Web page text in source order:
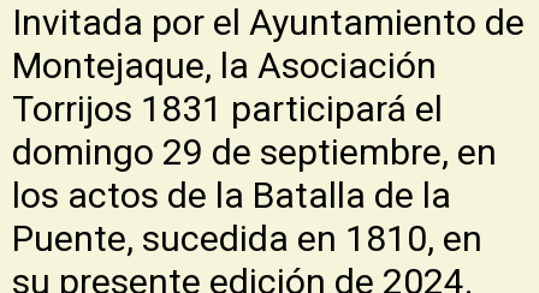
Invitada por el Ayuntamiento de
Montejaque, la Asociación
Torrijos 1831 participará el
domingo 29 de septiembre, en
los actos de la Batalla de la
Puente, sucedida en 1810, en
su presente edición de 2024.